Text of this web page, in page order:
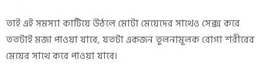
তাই এই সমস্যা কাটিয়ে উঠলে মোটা মেয়েদের সাথেও সেক্স করে
ততটাই মজা পাওয়া যাবে, যতটা একজন তুলনামূলক রোগা শরীরের
মেয়ের সাথে করে পাওয়া যাবে।